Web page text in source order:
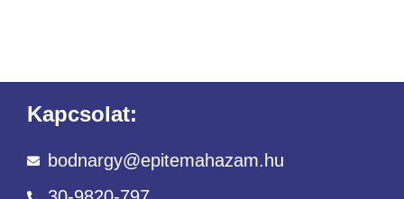
Kapcsolat:
bodnargy@epitemahazam.hu